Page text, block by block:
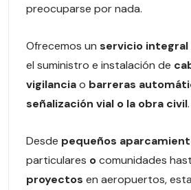
preocuparse por nada.
Ofrecemos un servicio integral
el suministro e instalación de
vigilanciao barreras
señalización vial o la obra civil.
Desde pequeños
particulares ocomunidades
proyectos en aeropuertos,